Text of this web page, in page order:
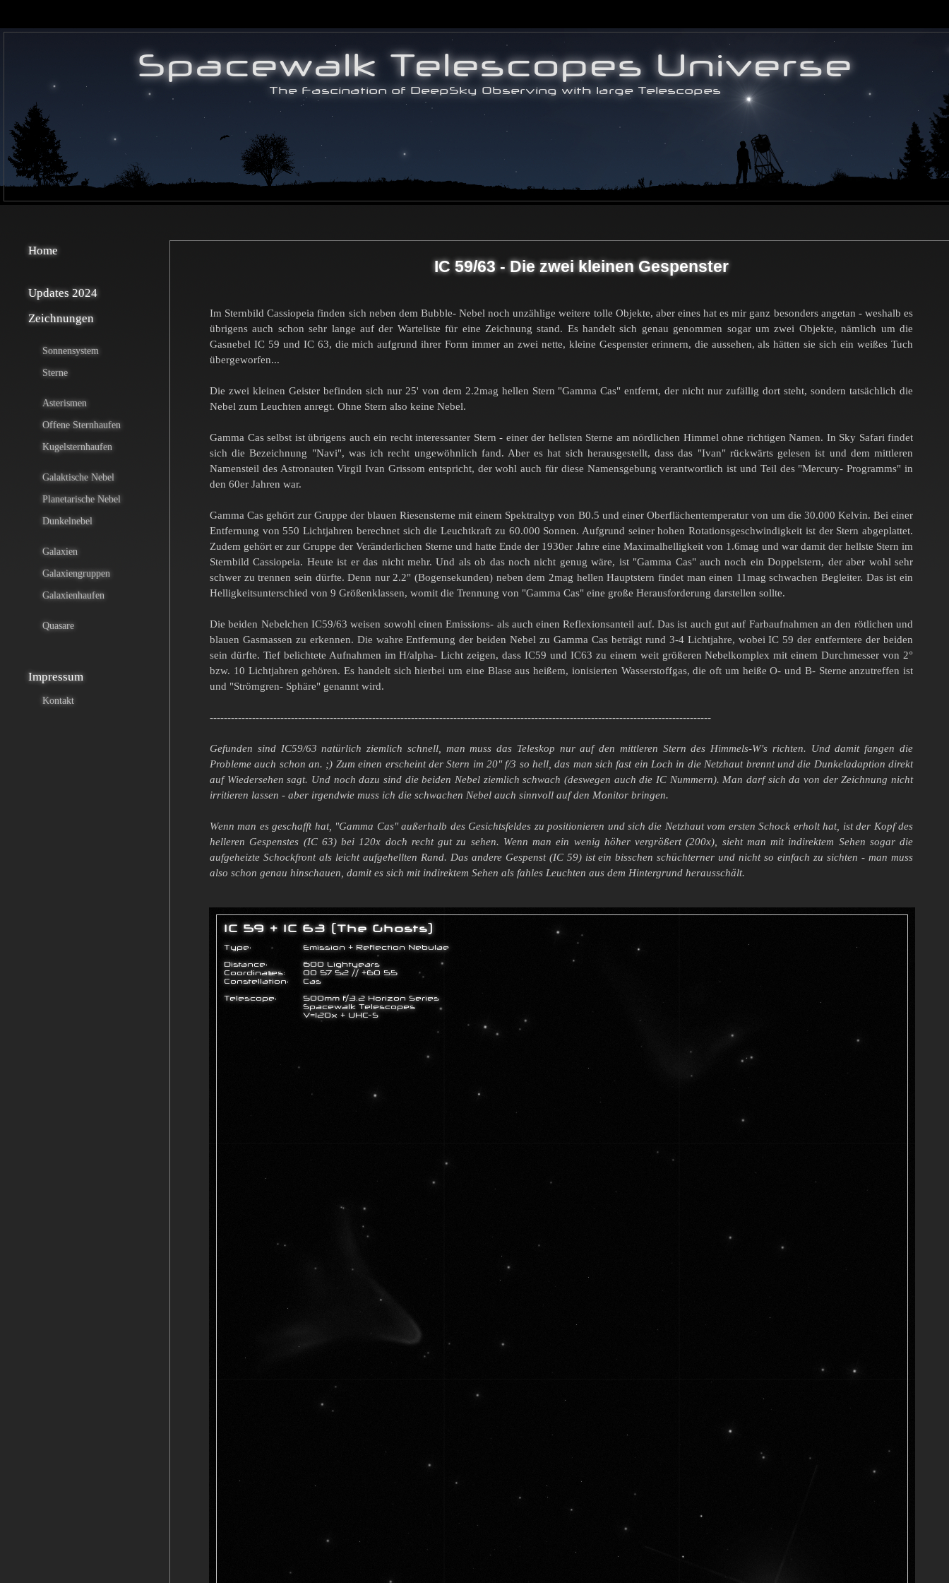
Home
Updates 2024
Zeichnungen
Sonnensystem
Sterne
Asterismen
Offene Sternhaufen
Kugelsternhaufen
Galaktische Nebel
Planetarische Nebel
Dunkelnebel
Galaxien
Galaxiengruppen
Galaxienhaufen
Quasare
Impressum
Kontakt
IC 59/63 - Die zwei kleinen Gespenster
Im Sternbild Cassiopeia finden sich neben dem Bubble- Nebel noch unzählige weitere tolle Objekte, aber eines hat es mir ganz besonders angetan - weshalb es
übrigens auch schon sehr lange auf der Warteliste für eine Zeichnung stand. Es handelt sich genau genommen sogar um zwei Objekte, nämlich um die
Gasnebel IC 59 und IC 63, die mich aufgrund ihrer Form immer an zwei nette, kleine Gespenster erinnern, die aussehen, als hätten sie sich ein weißes Tuch
übergeworfen...
Die zwei kleinen Geister befinden sich nur 25' von dem 2.2mag hellen Stern "Gamma Cas" entfernt, der nicht nur zufällig dort steht, sondern tatsächlich die
Nebel zum Leuchten anregt. Ohne Stern also keine Nebel.
Gamma Cas selbst ist übrigens auch ein recht interessanter Stern - einer der hellsten Sterne am nördlichen Himmel ohne richtigen Namen. In Sky Safari findet
sich die Bezeichnung "Navi", was ich recht ungewöhnlich fand. Aber es hat sich herausgestellt, dass das "Ivan" rückwärts gelesen ist und dem mittleren
Namensteil des Astronauten Virgil Ivan Grissom entspricht, der wohl auch für diese Namensgebung verantwortlich ist und Teil des "Mercury- Programms" in
den 60er Jahren war.
Gamma Cas gehört zur Gruppe der blauen Riesensterne mit einem Spektraltyp von B0.5 und einer Oberflächentemperatur von um die 30.000 Kelvin. Bei einer
Entfernung von 550 Lichtjahren berechnet sich die Leuchtkraft zu 60.000 Sonnen. Aufgrund seiner hohen Rotationsgeschwindigkeit ist der Stern abgeplattet.
Zudem gehört er zur Gruppe der Veränderlichen Sterne und hatte Ende der 1930er Jahre eine Maximalhelligkeit von 1.6mag und war damit der hellste Stern im
Sternbild Cassiopeia. Heute ist er das nicht mehr. Und als ob das noch nicht genug wäre, ist "Gamma Cas" auch noch ein Doppelstern, der aber wohl sehr
schwer zu trennen sein dürfte. Denn nur 2.2" (Bogensekunden) neben dem 2mag hellen Hauptstern findet man einen 11mag schwachen Begleiter. Das ist ein
Helligkeitsunterschied von 9 Größenklassen, womit die Trennung von "Gamma Cas" eine große Herausforderung darstellen sollte.
Die beiden Nebelchen IC59/63 weisen sowohl einen Emissions- als auch einen Reflexionsanteil auf. Das ist auch gut auf Farbaufnahmen an den rötlichen und
blauen Gasmassen zu erkennen. Die wahre Entfernung der beiden Nebel zu Gamma Cas beträgt rund 3-4 Lichtjahre, wobei IC 59 der entferntere der beiden
sein dürfte. Tief belichtete Aufnahmen im H/alpha- Licht zeigen, dass IC59 und IC63 zu einem weit größeren Nebelkomplex mit einem Durchmesser von 2°
bzw. 10 Lichtjahren gehören. Es handelt sich hierbei um eine Blase aus heißem, ionisierten Wasserstoffgas, die oft um heiße O- und B- Sterne anzutreffen ist
und "Strömgren- Sphäre" genannt wird.
----------------------------------------------------------------------------------------------------------------------------------------------
Gefunden sind IC59/63 natürlich ziemlich schnell, man muss das Teleskop nur auf den mittleren Stern des Himmels-W's richten. Und damit fangen die
Probleme auch schon an. ;) Zum einen erscheint der Stern im 20" f/3 so hell, das man sich fast ein Loch in die Netzhaut brennt und die Dunkeladaption direkt
auf Wiedersehen sagt. Und noch dazu sind die beiden Nebel ziemlich schwach (deswegen auch die IC Nummern). Man darf sich da von der Zeichnung nicht
irritieren lassen - aber irgendwie muss ich die schwachen Nebel auch sinnvoll auf den Monitor bringen.
Wenn man es geschafft hat, "Gamma Cas" außerhalb des Gesichtsfeldes zu positionieren und sich die Netzhaut vom ersten Schock erholt hat, ist der Kopf des
helleren Gespenstes (IC 63) bei 120x doch recht gut zu sehen. Wenn man ein wenig höher vergrößert (200x), sieht man mit indirektem Sehen sogar die
aufgeheizte Schockfront als leicht aufgehellten Rand. Das andere Gespenst (IC 59) ist ein bisschen schüchterner und nicht so einfach zu sichten - man muss
also schon genau hinschauen, damit es sich mit indirektem Sehen als fahles Leuchten aus dem Hintergrund herausschält.